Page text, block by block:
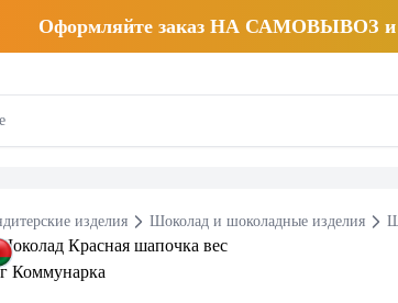
Оформляйте заказ НА САМОВЫВОЗ и
изделия Шоколад и шоколадные изделия